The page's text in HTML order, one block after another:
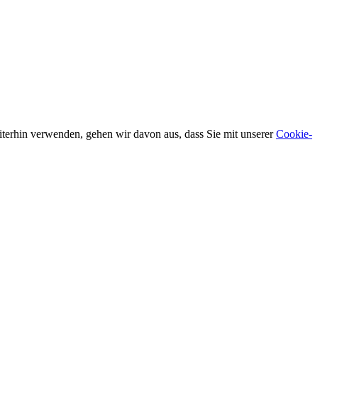
verwenden, gehen wir davon aus, dass Sie mit unsererCookie-